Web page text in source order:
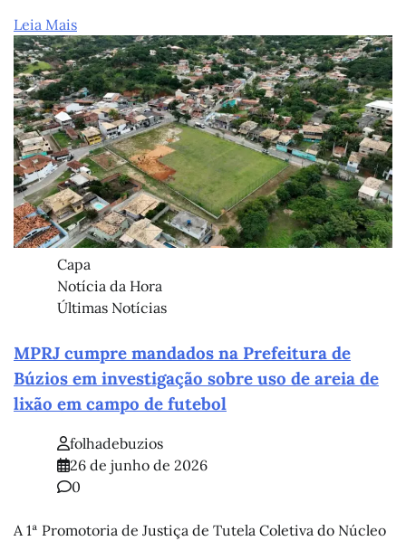
Leia Mais
Capa
Notícia da Hora
Últimas Notícias
MPRJ cumpre mandados na Prefeitura de
Búzios em investigação sobre uso de areia de
lixão em campo de futebol
folhadebuzios
26 de junho de 2026
0
A 1ª Promotoria de Justiça de Tutela Coletiva do Núcleo